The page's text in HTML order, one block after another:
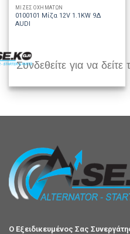
ΜΙΖΕΣ ΟΧΗΜΑΤΩΝ
0100101 Μίζα 12V 1.1KW 9Δ
AUDI
Συνδεθείτε για να δείτε
Ο Εξειδικευμένος Σας